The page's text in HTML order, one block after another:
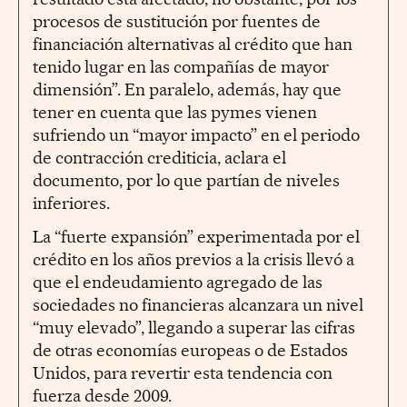
procesos de sustitución por fuentes de
financiación alternativas al crédito que han
tenido lugar en las compañías de mayor
dimensión”. En paralelo, además, hay que
tener en cuenta que las pymes vienen
sufriendo un “mayor impacto” en el periodo
de contracción crediticia, aclara el
documento, por lo que partían de niveles
inferiores.
La “fuerte expansión” experimentada por el
crédito en los años previos a la crisis llevó a
que el endeudamiento agregado de las
sociedades no financieras alcanzara un nivel
“muy elevado”, llegando a superar las cifras
de otras economías europeas o de Estados
Unidos, para revertir esta tendencia con
fuerza desde 2009.